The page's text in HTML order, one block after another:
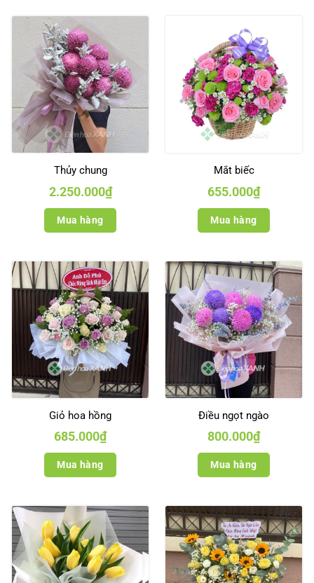
Thủy chung
2.250.000₫
Mua hàng
Mắt biếc
655.000₫
Mua hàng
Giỏ hoa hồng
685.000₫
Mua hàng
Điều ngọt ngào
800.000₫
Mua hàng